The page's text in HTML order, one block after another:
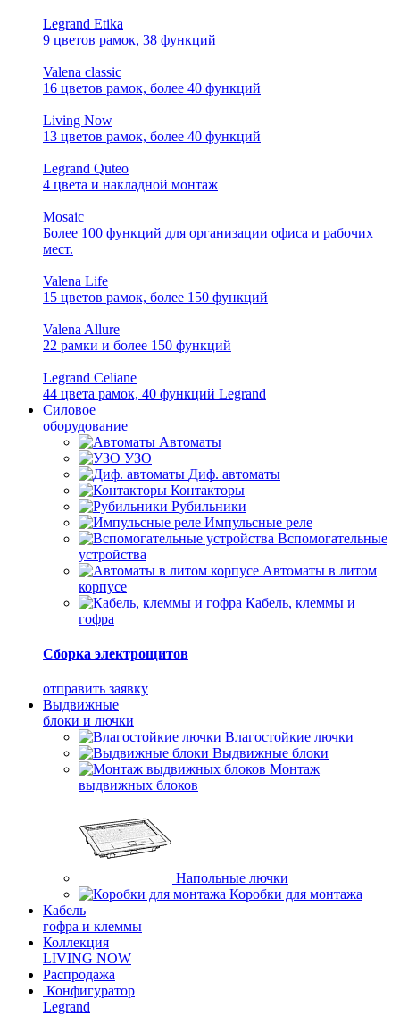
Legrand Etika
9 цветов рамок, 38 функций
Valena classic
16 цветов рамок, более 40 функций
Living Now
13 цветов рамок, более 40 функций
Legrand Quteo
4 цвета и накладной монтаж
Mosaic
Более 100 функций для организации офиса и рабочих
мест.
Valena Life
15 цветов рамок, более 150 функций
Valena Allure
22 рамки и более 150 функций
Legrand Celiane
44 цвета рамок, 40 функций Legrand
Силовое
оборудование
Автоматы
УЗО
Диф. автоматы
Контакторы
Рубильники
Импульсные реле
Вспомогательные
устройства
Автоматы в литом
корпусе
Кабель, клеммы и
гофра
Сборка электрощитов
отправить заявку
Выдвижные
блоки и лючки
Влагостойкие лючки
Выдвижные блоки
Монтаж
выдвижных блоков
Напольные лючки
Коробки для монтажа
Кабель
гофра и клеммы
Коллекция
LIVING NOW
Распродажа
Конфигуратор
Legrand